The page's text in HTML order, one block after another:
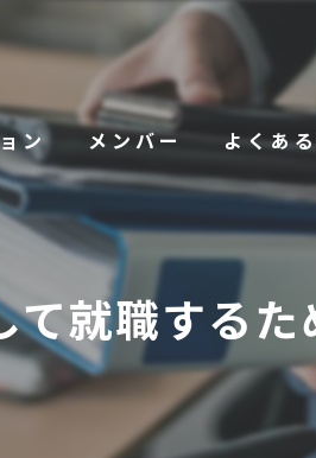
ン メンバー よくあ
就職する